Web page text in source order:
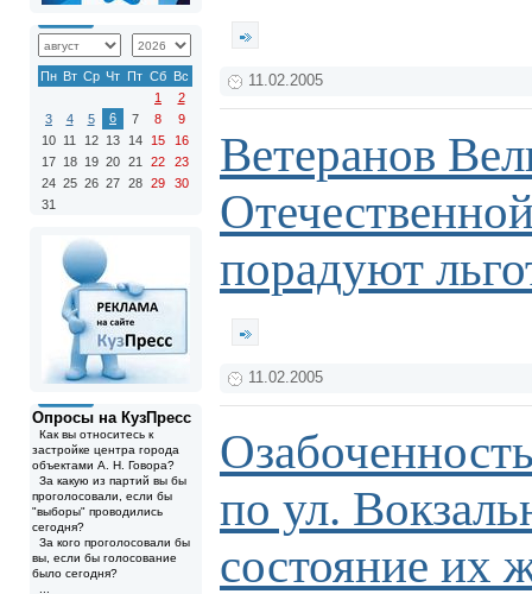
Пн Вт Ср Чт Пт Сб Вс
1
2
3
4 5 6 7 8
9
10 11 12 13 14 15
16
17 18 19 20 21 22
23
24 25 26 27 28 29
30
31
Опросы на КузПресс
Как вы относитесь к
застройке центра города
объектами А. Н. Говора?
За какую из партий вы бы
проголосовали, если бы
"выборы" проводились
сегодня?
За кого проголосовали бы
вы, если бы голосование
было сегодня?
11.02.2005
Ветеранов
порадуют
11.02.2005
по ул.
состояние их